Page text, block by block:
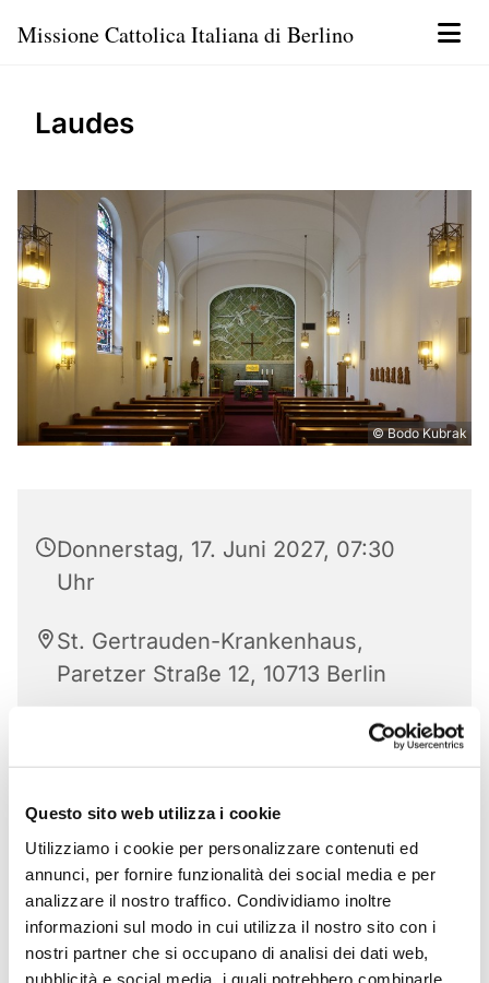
Questo sito web utilizza i cookie
Utilizziamo i cookie per personalizzare contenuti ed
annunci, per fornire funzionalità dei social media e per
analizzare il nostro traffico. Condividiamo inoltre
informazioni sul modo in cui utilizza il nostro sito con i
nostri partner che si occupano di analisi dei dati web,
pubblicità e social media, i quali potrebbero combinarle
Missione Cattolica Italiana di Berlino
Laudes
© Bodo Kubrak
Donnerstag, 17. Juni 2027, 07:30
Uhr
St. Gertrauden-Krankenhaus,
Paretzer Straße 12, 10713 Berlin